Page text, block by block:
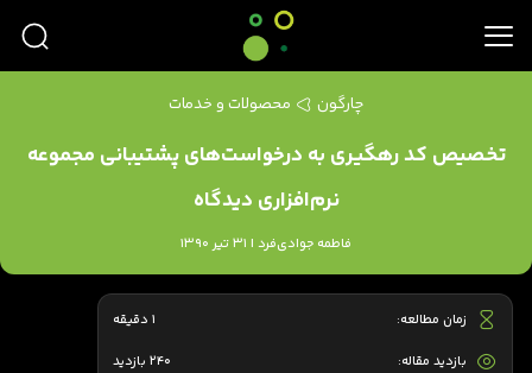
چارگون محصولات و خدمات
تخصیص کد رهگیری به درخواست‌های پشتیبانی مجموعه
نرم‌افزاری دیدگاه
فاطمه جوادی‌فرد | 31 تیر 1390
زمان مطالعه: 1 دقیقه
بازدید مقاله: 240 بازدید